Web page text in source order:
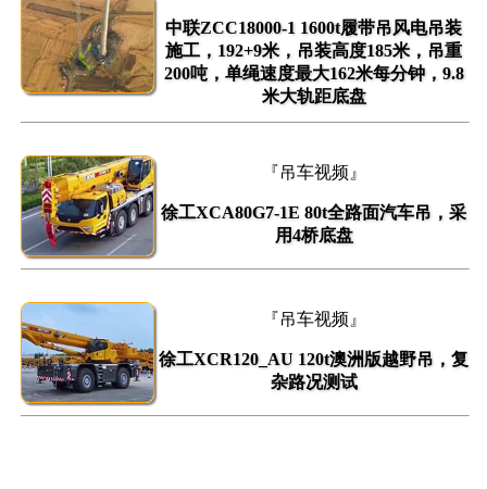
中联ZCC18000-1 1600t履带吊风电吊装
施工，192+9米，吊装高度185米，吊重
200吨，单绳速度最大162米每分钟，9.8
米大轨距底盘
『吊车视频』
徐工XCA80G7-1E 80t全路面汽车吊，采
用4桥底盘
『吊车视频』
徐工XCR120_AU 120t澳洲版越野吊，复
杂路况测试